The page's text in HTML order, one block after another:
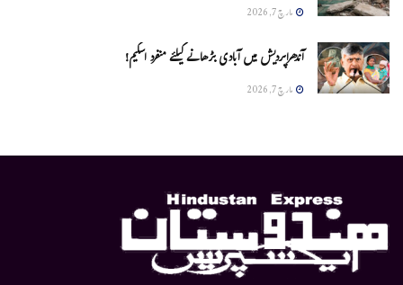
مارچ 7, 2026
آندھراپردیش میں آبادی بڑھانے کیلئے منفرد اسکیم!
مارچ 7, 2026